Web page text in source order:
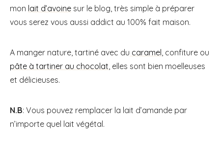
mon lait d’avoine sur le blog, très simple à préparer
vous serez vous aussi addict au 100% fait maison.
A manger nature, tartiné avec du caramel , confiture ou
pâte à tartiner au chocolat , elles sont bien moelleuses
et délicieuses.
N.B: Vous pouvez remplacer la lait d’amande par
n’importe quel lait végétal.